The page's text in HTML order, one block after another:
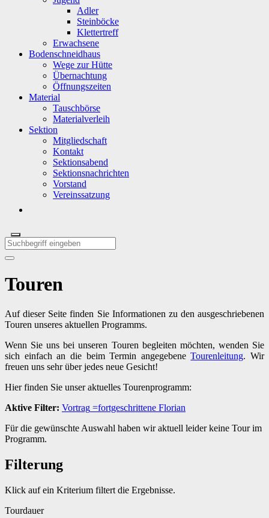
Adler
Steinböcke
Klettertreff
Erwachsene
Bodenschneidhaus
Wege zur Hütte
Übernachtung
Öffnungszeiten
Material
Tauschbörse
Materialverleih
Sektion
Mitgliedschaft
Kontakt
Sektionsabend
Sektionsnachrichten
Vorstand
Vereinssatzung
Touren
Auf dieser Seite finden Sie Informationen zu den ausgeschriebenen
Touren unseres aktuellen Programms.
Wenn Sie uns bei unseren Touren begleiten möchten, wenden Sie
sich einfach an die beim Termin angegebeneTourenleitung. Wir
freuen uns sehr über jedes neue Gesicht!
Hier finden Sie unser aktuelles Tourenprogramm:
Aktive Filter: Vortrag =fortgeschrittene Florian
Für die gewünschte Auswahl haben wir aktuell leider keine Tour im
Programm.
Filterung
Klick auf ein Kriterium filtert die Ergebnisse.
Tourdauer